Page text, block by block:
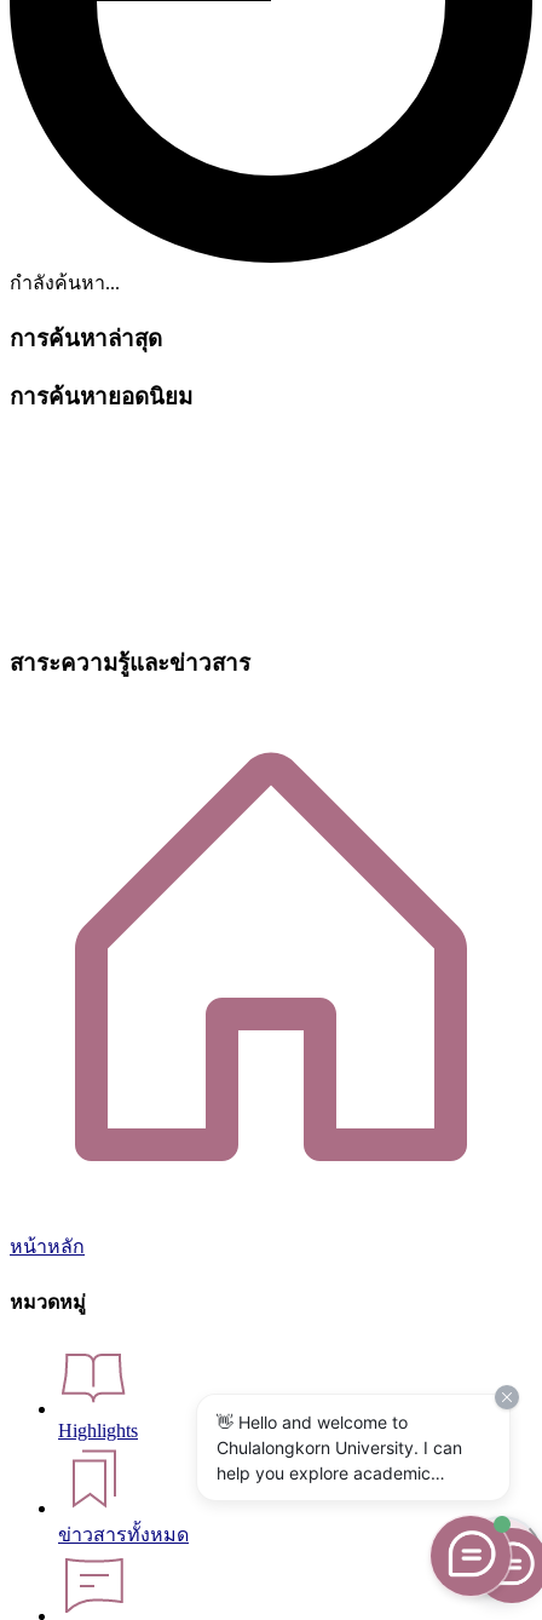
กำลังค้นหา...
การค้นหาล่าสุด
การค้นหายอดนิยม
สาระความรู้และข่าวสาร
หน้าหลัก
หมวดหมู่
Highlights
ข่าวสารทั้งหมด
👋 Hello and welcome to
Chulalongkorn University. I can
help you explore academic